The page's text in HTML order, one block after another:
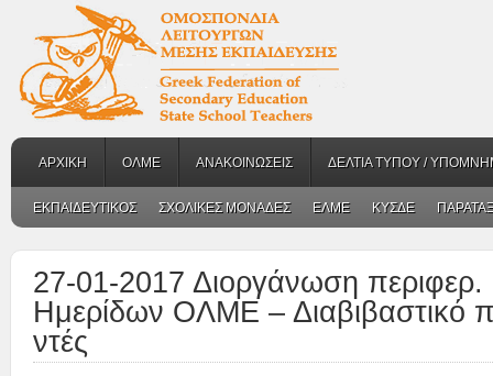
ΑΡΧΙΚΗ ΟΛΜΕ ΑΝΑΚΟΙΝΩΣΕΙΣ ΔΕΛΤΙΑ ΤΥΠΟΥ /
ΕΚΠΑΙΔΕΥΤΙΚΟΣ ΣΧΟΛΙΚΕΣ ΜΟΝΑΔΕΣ ΕΛΜΕ ΚΥΣΔΕ
27-01-2017 Διοργάνωση
Ημερίδων ΟΛΜΕ – Διαβιβαστικό
ντές